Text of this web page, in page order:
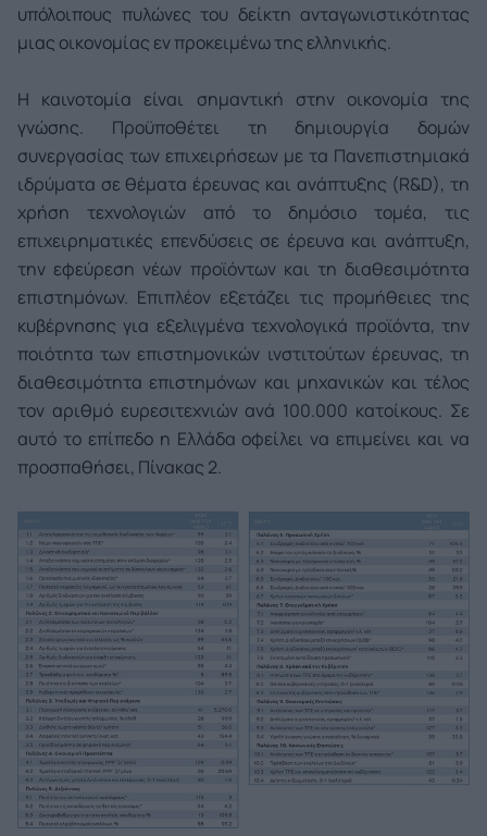
υπόλοιπους πυλώνες του δείκτη ανταγωνιστικότητας
μιας οικονομίας εν προκειμένω της ελληνικής.
Η καινοτομία είναι σημαντική στην οικονομία της
γνώσης. Προϋποθέτει τη δημιουργία δομών
συνεργασίας των επιχειρήσεων με τα Πανεπιστημιακά
ιδρύματα σε θέματα έρευνας και ανάπτυξης (R&D), τη
χρήση τεχνολογιών από το δημόσιο τομέα, τις
επιχειρηματικές επενδύσεις σε έρευνα και ανάπτυξη,
την εφεύρεση νέων προϊόντων και τη διαθεσιμότητα
επιστημόνων. Επιπλέον εξετάζει τις προμήθειες της
κυβέρνησης για εξελιγμένα τεχνολογικά προϊόντα, την
ποιότητα των επιστημονικών ινστιτούτων έρευνας, τη
διαθεσιμότητα επιστημόνων και μηχανικών και τέλος
τον αριθμό ευρεσιτεχνιών ανά 100.000 κατοίκους. Σε
αυτό το επίπεδο η Ελλάδα οφείλει να επιμείνει και να
προσπαθήσει, Πίνακας 2.